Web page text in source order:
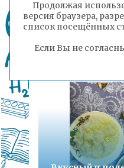
Продолжая
версия браузера,
список посещённых
Если Вы не